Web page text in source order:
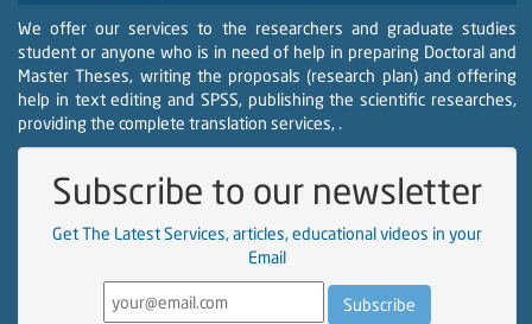
We offer our services to the researchers and graduate studies
student or anyone who is in need of help in preparing Doctoral and
Master Theses, writing the proposals (research plan) and offering
help in text editing and SPSS, publishing the scientific researches,
providing the complete translation services, .
Subscribe to our newsletter
Get The Latest Services, articles, educational videos in your
Email